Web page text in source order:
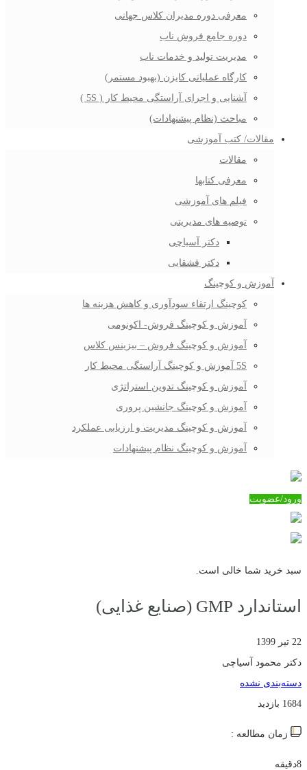
معرفی دوره مدیران کلاس جهانی
دوره جامع فروش ناب
مدیریت تولید و خدمات ناب
کارگاه عملیاتی کایزن (بهبود مستمر)
آشنایی و اجرای آراستگی محیط کار ( 5S )
مباحث (نظام پیشنهادات)
مقالات/ کتب آموزشی
مقالات
معرفی کتابها
فیلم های آموزشی
توصیه های مدیریتی
دکتر آسیاچی
دکتر قشقایی
آموزش و کوچینگ
کوچینگ ارتقاء سودآوری و کاهش هزینه ها
آموزش و کوچینگ فروش- اکونومی
آموزش و کوچینگ فروش – بیزینس کلاس
5S آموزش و کوچینگ آراستگی محیط کار
آموزش و کوچینگ تدوین استراتژی
آموزش و کوچینگ جانشین پروری
آموزش و کوچینگ مدیریت و ارزیابی عملکرد
آموزش و کوچینگ نظام پیشنهادات
ورود/عضویت
سبد خرید شما خالی است.
استاندارد GMP (صنایع غذایی)
22 تیر 1399
دکتر محمود آسیاچی
دسته‌بندی نشده
1684 بازدید
زمان مطالعه :
8دقیقه